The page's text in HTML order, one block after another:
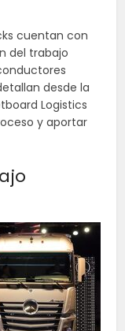
cuentan con
del trabajo
desde la
Logistics
y aportar